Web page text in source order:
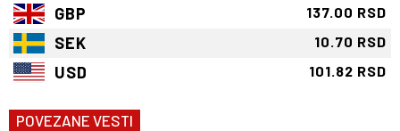
GBP 137.00 RSD
SEK 10.70 RSD
USD 101.82 RSD
POVEZANE VESTI